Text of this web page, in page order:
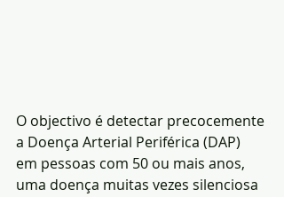
O objectivo é detectar precocemente
a Doença Arterial Periférica (DAP)
em pessoas com 50 ou mais anos,
uma doença muitas vezes silenciosa